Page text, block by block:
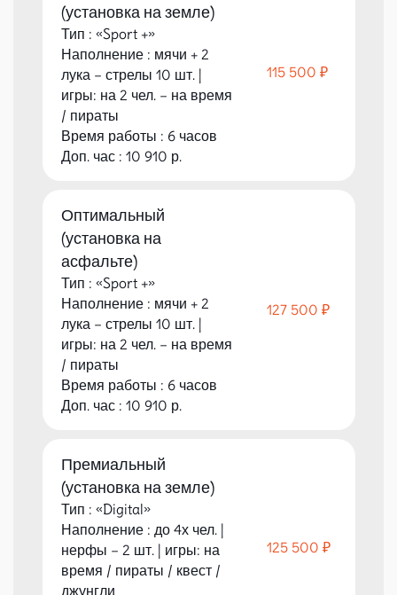
(установка на земле)
Тип : «Sport +»
Наполнение : мячи + 2
лука – стрелы 10 шт. |
игры: на 2 чел. – на время
/ пираты
Время работы : 6 часов
Доп. час : 10 910 р.
115 500 ₽
Оптимальный
(установка на
асфальте)
Тип : «Sport +»
Наполнение : мячи + 2
лука – стрелы 10 шт. |
игры: на 2 чел. – на время
/ пираты
Время работы : 6 часов
Доп. час : 10 910 р.
127 500 ₽
Премиальный
(установка на земле)
Тип : «Digital»
Наполнение : до 4х чел. |
нерфы – 2 шт. | игры: на
время / пираты / квест /
джунгли
125 500 ₽